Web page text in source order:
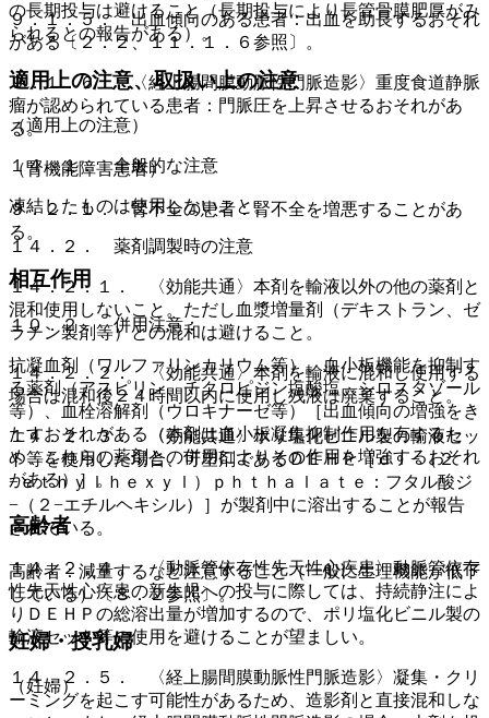
の長期投与は避けること（長期投与により長管骨膜肥厚がみ
られるとの報告がある）。
適用上の注意、取扱い上の注意
（適用上の注意）
１４．１． 全般的な注意
凍結したものは使用しないこと。
１４．２． 薬剤調製時の注意
１４．２．１． 〈効能共通〉本剤を輸液以外の他の薬剤と
混和使用しないこと。ただし血漿増量剤（デキストラン、ゼ
ラチン製剤等）との混和は避けること。
１４．２．２． 〈効能共通〉本剤を輸液に混和し使用する
場合は混和後２４時間以内に使用し残液は廃棄すること。
１４．２．３． 〈効能共通〉ポリ塩化ビニル製の輸液セッ
ト等を使用した場合、可塑剤であるＤＥＨＰ［ｄｉ−（２
−ｅｔｈｙｌｈｅｘｙｌ）ｐｈｔｈａｌａｔｅ：フタル酸ジ
−（２−エチルヘキシル）］が製剤中に溶出することが報告
されている。
１４．２．４． 〈動脈管依存性先天性心疾患〉動脈管依存
性先天性心疾患の新生児への投与に際しては、持続静注によ
りＤＥＨＰの総溶出量が増加するので、ポリ塩化ビニル製の
輸液セット等の使用を避けることが望ましい。
１４．２．５． 〈経上腸間膜動脈性門脈造影〉凝集・クリ
ーミングを起こす可能性があるため、造影剤と直接混和しな
９．１．５． 出血傾向のある患者：出血を助長するおそれ
がある〔２．２、１１．１．６参照〕。
９．１．６． 〈経上腸間膜動脈性門脈造影〉重度食道静脈
瘤が認められている患者：門脈圧を上昇させるおそれがあ
る。
（腎機能障害患者）
９．２．１． 腎不全の患者：腎不全を増悪することがあ
る。
相互作用
１０．２． 併用注意：
抗凝血剤（ワルファリンカリウム等）、血小板機能を抑制す
る薬剤（アスピリン、チクロピジン塩酸塩、シロスタゾール
等）、血栓溶解剤（ウロキナーゼ等）［出血傾向の増強をき
たすおそれがある（本剤は血小板凝集抑制作用を有するた
め、これらの薬剤との併用によりその作用を増強するおそれ
がある）］。
高齢者
高齢者：減量するなど注意すること（一般に生理機能が低下
している）〔８．２参照〕。
妊婦・授乳婦
（妊婦）